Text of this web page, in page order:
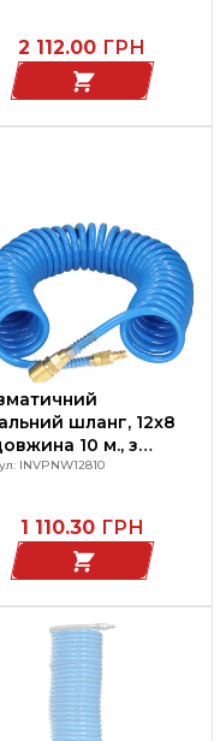
2 112.00 ГРН
шланг, 12x8
10 м., з
INVPNW12810
1 110.30 ГРН